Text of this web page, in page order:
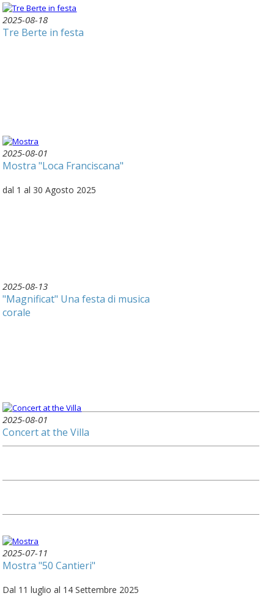
2025-08-18
Tre Berte in festa
2025-08-01
Mostra "Loca Franciscana"
dal 1 al 30 Agosto 2025
2025-08-13
"Magnificat" Una festa di musica
corale
2025-08-01
Concert at the Villa
2025-07-11
Mostra "50 Cantieri"
Dal 11 luglio al 14 Settembre 2025